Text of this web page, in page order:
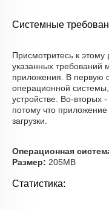
Системные
Присмотритесь к
указанных требований
приложения. В первую
операционной
устройстве. Во-вторых
потому что
загрузки.
Операционная
Размер: 205MB
Статистика: